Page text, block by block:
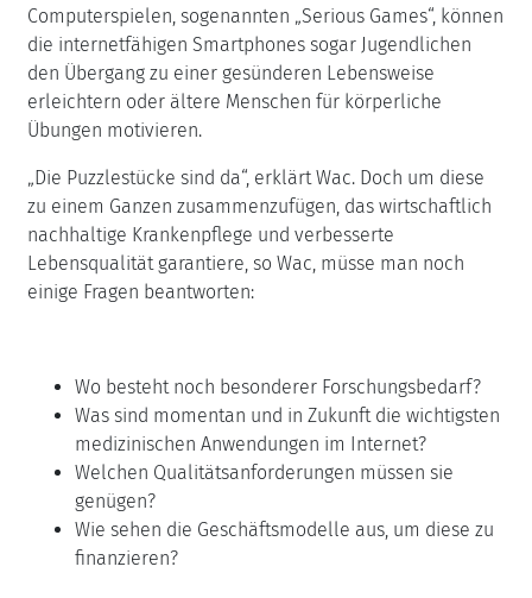
Computerspielen, sogenannten „Serious Games“, können
die internetfähigen Smartphones sogar Jugendlichen
den Übergang zu einer gesünderen Lebensweise
erleichtern oder ältere Menschen für körperliche
Übungen motivieren.
„Die Puzzlestücke sind da“, erklärt Wac. Doch um diese
zu einem Ganzen zusammenzufügen, das wirtschaftlich
nachhaltige Krankenpflege und verbesserte
Lebensqualität garantiere, so Wac, müsse man noch
einige Fragen beantworten:
Wo besteht noch besonderer Forschungsbedarf?
Was sind momentan und in Zukunft die wichtigsten
medizinischen Anwendungen im Internet?
Welchen Qualitätsanforderungen müssen sie
genügen?
Wie sehen die Geschäftsmodelle aus, um diese zu
finanzieren?